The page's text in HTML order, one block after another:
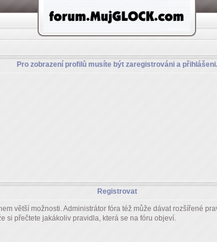
Pro zobrazení profilů musíte být zaregistrováni a přihlášeni.
Registrovat
větší možnosti. Administrátor fóra též může dávat rozšířené
si přečtete jakákoliv pravidla, která se na fóru objeví.